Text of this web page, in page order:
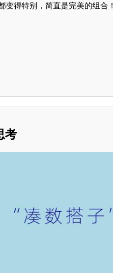
变得特别，简直是完美的组合！
考